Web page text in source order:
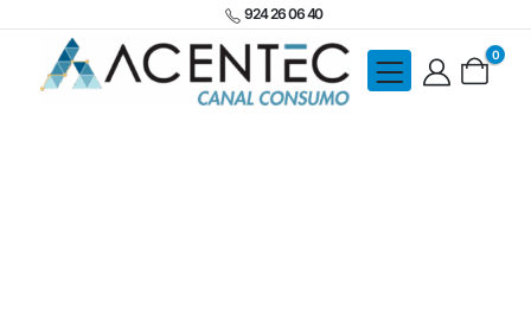
924 26 06 40
0